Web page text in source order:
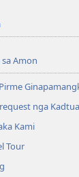
Amon
nga
Kami
Tour